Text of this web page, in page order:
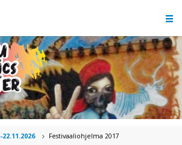
Festivaaliohjelma 2017